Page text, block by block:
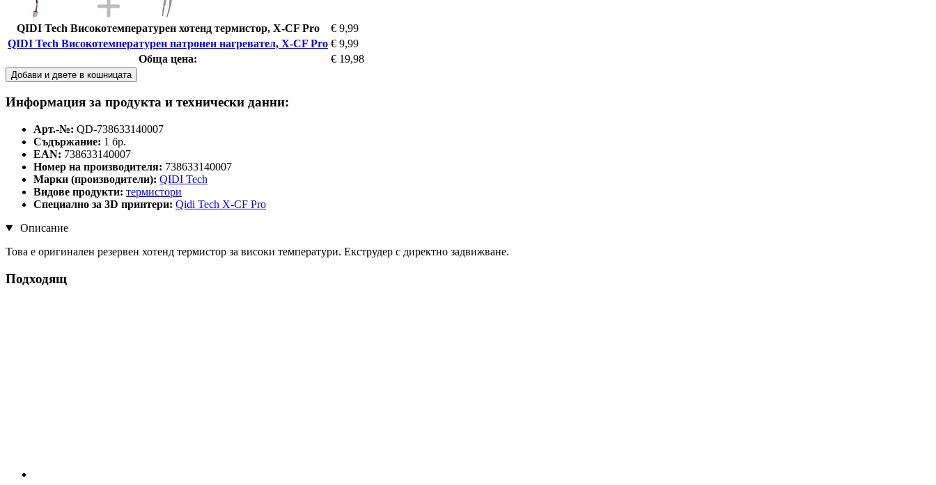
QIDI Tech Високотемпературен хотенд термистор, X-CF Pro
€ 9,99
QIDI Tech Високотемпературен патронен нагревател, X-CF Pro € 9,99
Обща цена:
€ 19,98
Добави и двете в кошницата
Информация за продукта и технически данни:
Арт.-№: QD-738633140007
Съдържание: 1 бр.
EAN: 738633140007
Номер на производителя: 738633140007
Марки (производители): QIDI Tech
Видове продукти: термистори
Специално за 3D принтери: Qidi Tech X-CF Pro
Описание
Това е оригинален резервен хотенд термистор за високи температури. Екструдер с директно задвижване.
Подходящ